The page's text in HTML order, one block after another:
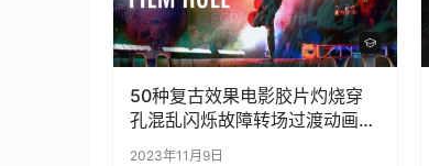
50种复古效果电影胶片灼烧穿
孔混乱闪烁故障转场过渡动画
FCPX插件
2023年11月9日